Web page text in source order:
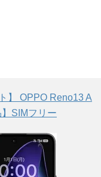
】 OPPO Reno13 A
SIMフリー